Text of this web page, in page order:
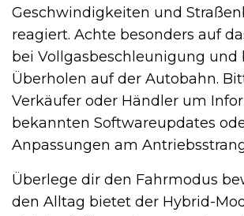
Geschwindigkeiten und
reagiert. Achte besonders auf
bei Vollgasbeschleunigung und
Überholen auf der Autobahn.
Verkäufer oder Händler um
bekannten Softwareupdates
Anpassungen am
Überlege dir den Fahrmodus
den Alltag bietet der Hybrid-